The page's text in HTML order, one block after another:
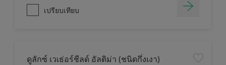
เปรียบเทียบ
ดูลักซ์ เวเธ่อร์ชีลด์ อัลติม่า (ชนิดกึ่งเงา)